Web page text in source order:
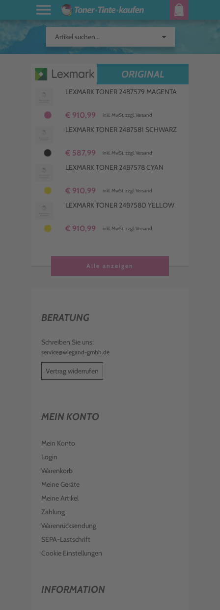
Artikel suchen... arrow_drop_down
ORIGINAL
LEXMARK TONER 24B7579 MAGENTA
€ 910,99 inkl. MwSt. zzgl. Versand
LEXMARK TONER 24B7581 SCHWARZ
€ 587,99 inkl. MwSt. zzgl. Versand
LEXMARK TONER 24B7578 CYAN
€ 910,99 inkl. MwSt. zzgl. Versand
LEXMARK TONER 24B7580 YELLOW
€ 910,99 inkl. MwSt. zzgl. Versand
Alle anzeigen
BERATUNG
Schreiben Sie uns:
service@wiegand-gmbh.de
Vertrag widerrufen
MEIN KONTO
Mein Konto
Login
Warenkorb
Meine Geräte
Meine Artikel
Zahlung
Warenrücksendung
SEPA-Lastschrift
Cookie Einstellungen
INFORMATION